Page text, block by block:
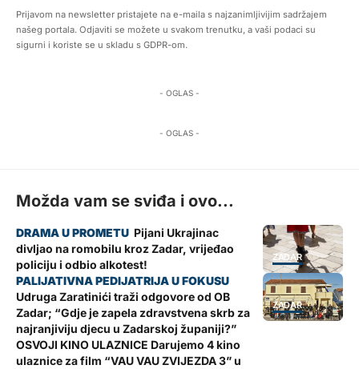
Prijavom na newsletter pristajete na e-maila s najzanimljivijim sadržajem
našeg portala. Odjaviti se možete u svakom trenutku, a vaši podaci su
sigurni i koriste se u skladu s GDPR-om.
- OGLAS -
- OGLAS -
Možda vam se sviđa i ovo...
ZADAR
Pijani Ukrajinac
divljao na romobilu kroz Zadar, vrijeđao
policiju i odbio alkotest!
ZADAR
Udruga Zaratinići traži odgovore od OB
Zadar; “Gdje je zapela zdravstvena skrb za
najranjiviju djecu u Zadarskoj županiji?”
OSVOJI KINO ULAZNICE Darujemo 4 kino
ulaznice za film “VAU VAU ZVIJEZDA 3” u